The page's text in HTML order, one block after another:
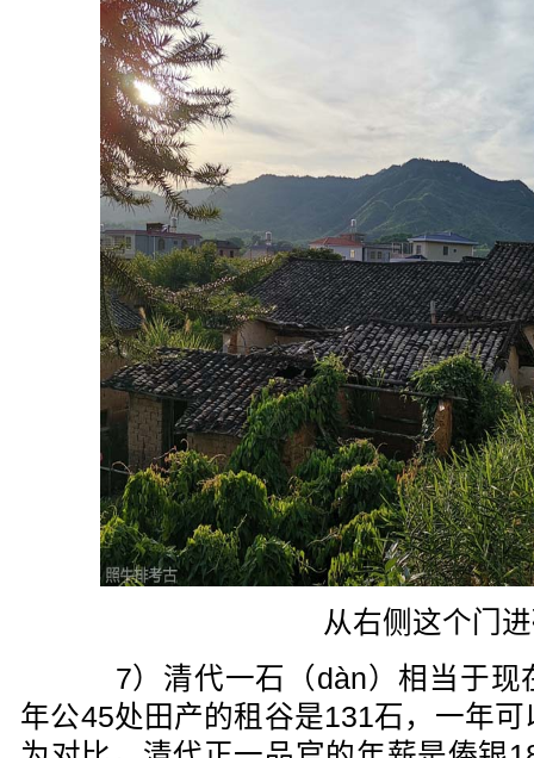
从右侧这个门
7）清代一石（dàn）相当于现
年公45处田产的租谷是131石，一年